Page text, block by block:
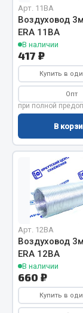
Болты
Гайки
Кольца
Пресс-
Пружины
Весь раздел
Camozzi
Адаптеры и
Тройники
Трубки, муфты,
Угольники
Арт. 11ВА
Воздуховод
ERA 11ВА
В наличии
417 ₽
Купить в
Опт
при полной
В
Арт. 12ВА
Воздуховод
ERA 12ВА
В наличии
660 ₽
Купить в